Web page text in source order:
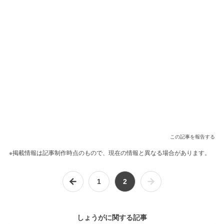
この記事を報告する
※掲載情報は記事制作時点のもので、現在の情報と異なる場合があります。
1 2
しょうがに関する記事